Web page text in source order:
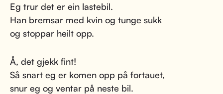
Eg trur det er ein lastebil.
Han bremsar med kvin og tunge sukk
og stoppar heilt opp.
Å, det gjekk fint!
Så snart eg er komen opp på fortauet,
snur eg og ventar på neste bil.